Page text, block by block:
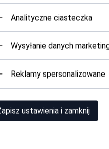
Produkt dostępny!
11,00PLN
Analityczne ciasteczka
Wysyłanie danych
Reklamy spersonalizowane
ustawienia i zamknij